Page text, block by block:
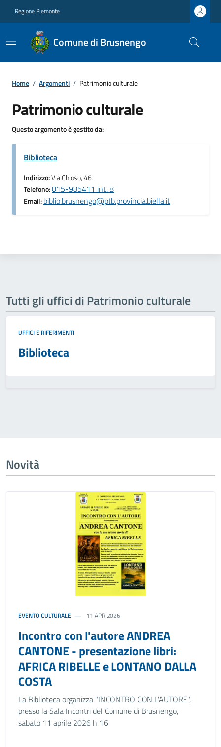
Regione Piemonte
Comune di Brusnengo
Home / Argomenti / Patrimonio culturale
Patrimonio culturale
Questo argomento è gestito da:
Biblioteca
Indirizzo:Via Chioso, 46
Telefono:015-985411 int. 8
Email:biblio.brusnengo@ptb.provincia.biella.it
Tutti gli uffici di Patrimonio culturale
UFFICI E RIFERIMENTI
Biblioteca
Novità
EVENTO CULTURALE 11 APR 2026
Incontro con l'autore ANDREA
CANTONE - presentazione libri:
AFRICA RIBELLE e LONTANO DALLA
COSTA
La Biblioteca organizza "INCONTRO CON L'AUTORE",
presso la Sala Incontri del Comune di Brusnengo,
sabato 11 aprile 2026 h 16